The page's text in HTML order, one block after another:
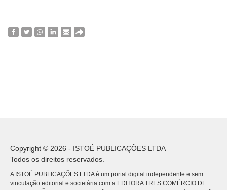
Copyright © 2026 - ISTOÉ PUBLICAÇÕES LTDA
Todos os direitos reservados.
A ISTOÉ PUBLICAÇÕES LTDA é um portal digital independente e sem
vinculação editorial e societária com a EDITORA TRES COMÉRCIO DE